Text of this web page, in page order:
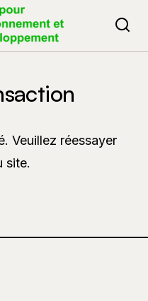
Veuillez réessayer
site.